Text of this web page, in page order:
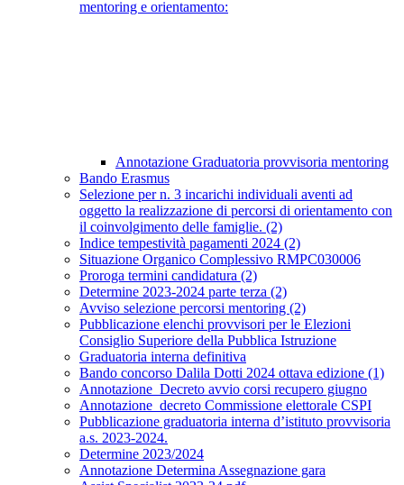
mentoring e orientamento:
Annotazione Graduatoria provvisoria mentoring
Bando Erasmus
Selezione per n. 3 incarichi individuali aventi ad
oggetto la realizzazione di percorsi di orientamento con
il coinvolgimento delle famiglie. (2)
Indice tempestività pagamenti 2024 (2)
Situazione Organico Complessivo RMPC030006
Proroga termini candidatura (2)
Determine 2023-2024 parte terza (2)
Avviso selezione percorsi mentoring (2)
Pubblicazione elenchi provvisori per le Elezioni
Consiglio Superiore della Pubblica Istruzione
Graduatoria interna definitiva
Bando concorso Dalila Dotti 2024 ottava edizione (1)
Annotazione_Decreto avvio corsi recupero giugno
Annotazione_decreto Commissione elettorale CSPI
Pubblicazione graduatoria interna d’istituto provvisoria
a.s. 2023-2024.
Determine 2023/2024
Annotazione Determina Assegnazione gara